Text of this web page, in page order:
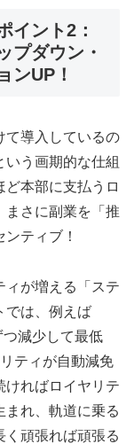
イント2：
プダウン・
ンUP！
て導入しているの
う画期的な仕組
本部に支払うロ
まさに副業を「推
ティブ！
ィが増える「ステ
では、例えば
減少して最低
ティが自動減免
ければロイヤリテ
まれ、軌道に乗る
く頑張れば頑張る